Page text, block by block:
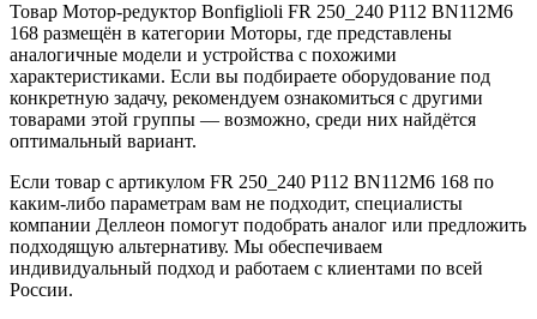
Товар Мотор-редуктор Bonfiglioli FR 250_240 P112 BN112M6
168 размещён в категории Моторы, где представлены
аналогичные модели и устройства с похожими
характеристиками. Если вы подбираете оборудование под
конкретную задачу, рекомендуем ознакомиться с другими
товарами этой группы — возможно, среди них найдётся
оптимальный вариант.
Если товар с артикулом FR 250_240 P112 BN112M6 168 по
каким-либо параметрам вам не подходит, специалисты
компании Деллеон помогут подобрать аналог или предложить
подходящую альтернативу. Мы обеспечиваем
индивидуальный подход и работаем с клиентами по всей
России.